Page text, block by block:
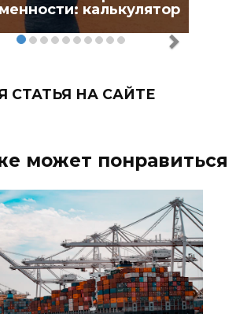
калькулятор
СТАТЬЯ НА САЙТЕ
может понравиться